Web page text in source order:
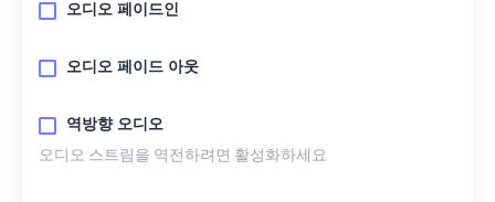
오디오 페이드인
오디오 페이드 아웃
역방향 오디오
오디오 스트림을 역전하려면 활성화하세요